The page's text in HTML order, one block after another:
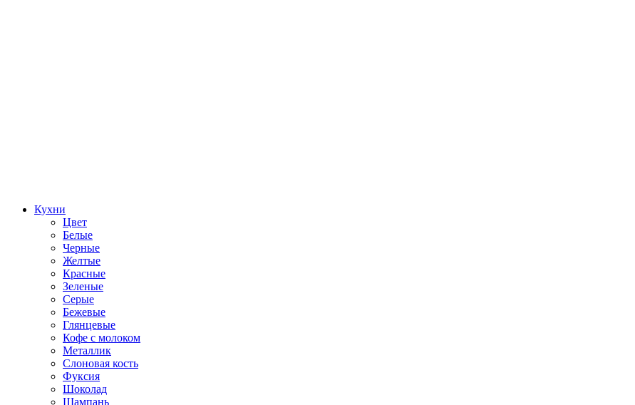
Кухни
Цвет
Белые
Черные
Желтые
Красные
Зеленые
Серые
Бежевые
Глянцевые
Кофе с молоком
Металлик
Слоновая кость
Фуксия
Шоколад
Шампань